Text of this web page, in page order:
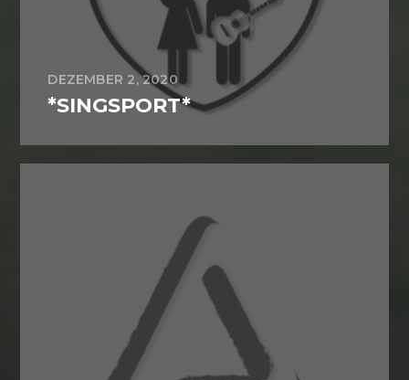
DEZEMBER 2, 2020
*SINGSPORT*